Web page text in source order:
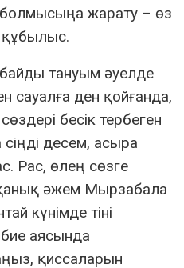
болмысыңа жарату – өз
тануым әуелде
сауалға ден қойғанда,
бесік тербеген
десем, асыра
Рас, өлең сөзге
қанық әжем Мырзабала
күнімде тіні
аясында
қиссаларын